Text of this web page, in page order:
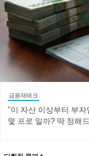
금융재테크
"이 자산 이상부터 부
몇 프로 일까? 딱 정해